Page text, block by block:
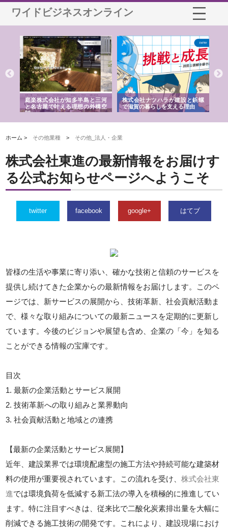
ワイドビジネスオンライン
庭楽株式会社が知多半島と三河
と名古屋で叶える理想の外構空
間
株式会社ナツハラが建設と鋲螺
で滋賀の暮らしを支える理由
ホーム > その他業種 > その他_法人・企業
株式会社東進の最新情報をお届けす
る公式お知らせページへようこそ
twitter facebook google+ はてブ
皆様の生活や事業に寄り添い、確かな技術と信頼のサービスを
提供し続けてきた企業からの最新情報をお届けします。このペ
ージでは、新サービスの展開から、技術革新、社会貢献活動ま
で、様々な取り組みについての最新ニュースを定期的に更新し
ています。今後のビジョンや展望も含め、企業の「今」を知る
ことができる情報の宝庫です。
目次
1. 最新の企業活動とサービス展開
2. 技術革新への取り組みと業界動向
3. 社会貢献活動と地域との連携
【最新の企業活動とサービス展開】
近年、建設業界では環境配慮型の施工方法や持続可能な建築材
料の使用が重要視されています。この流れを受け、株式会社東
進では環境負荷を低減する新工法の導入を積極的に推進してい
ます。特に注目すべきは、従来比で二酸化炭素排出量を大幅に
削減できる施工技術の開発です。これにより、建設現場におけ